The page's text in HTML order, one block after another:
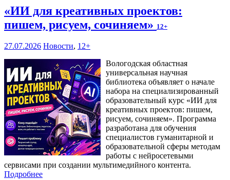
«ИИ для креативных проектов:
пишем, рисуем, сочиняем» 12+
27.07.2026 Новости, 12+
Вологодская областная
универсальная научная
библиотека объявляет о начале
набора на специализированный
образовательный курс «ИИ для
креативных проектов: пишем,
рисуем, сочиняем». Программа
разработана для обучения
специалистов гуманитарной и
образовательной сферы методам
работы с нейросетевыми
сервисами при создании мультимедийного контента.
Подробнее